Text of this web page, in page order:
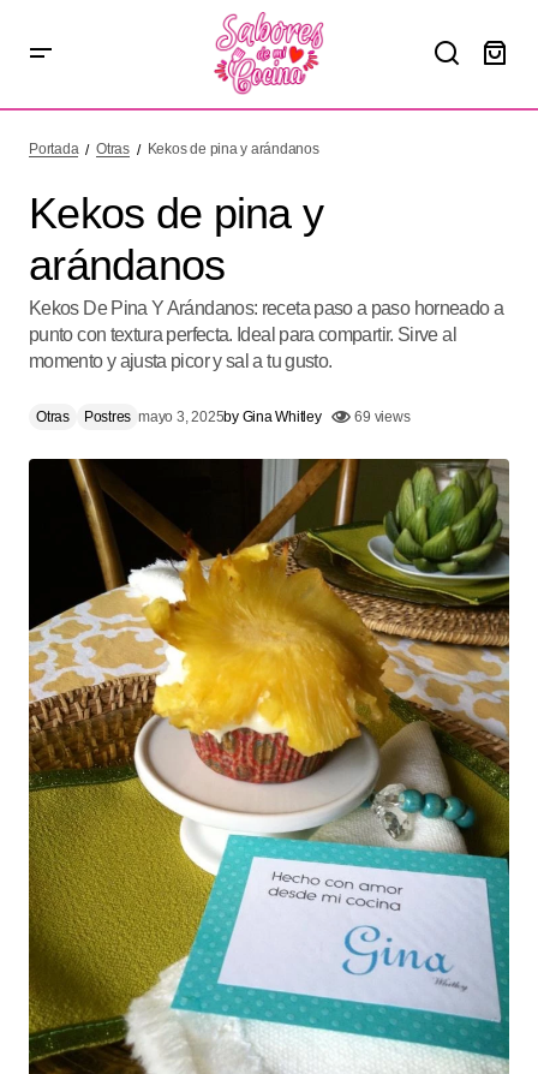
Portada Otras Kekos de pina y arándanos
Kekos de pina y
arándanos
Kekos De Pina Y Arándanos: receta paso a paso horneado a
punto con textura perfecta. Ideal para compartir. Sirve al
momento y ajusta picor y sal a tu gusto.
Otras Postres mayo 3, 2025by Gina Whitley 69 views